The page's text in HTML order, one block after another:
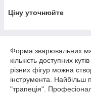
Ціну уточнюйте
Форма зварювальних
кількість доступних
різних фігур можна
інструмента. Найбільш
"трапеція".